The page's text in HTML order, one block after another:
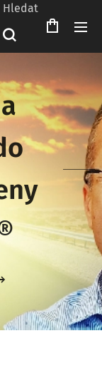
Hledat